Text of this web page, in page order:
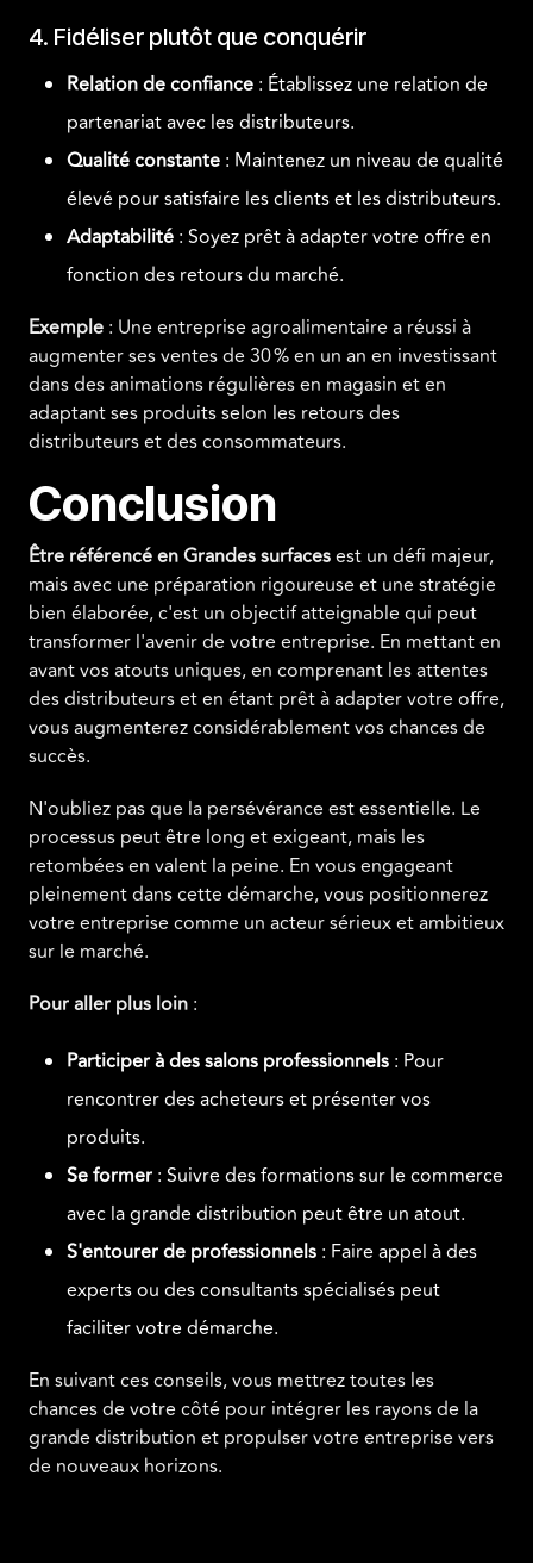
4. Fidéliser plutôt que conquérir
Relation de confiance : Établissez une relation de
partenariat avec les distributeurs.
Qualité constante : Maintenez un niveau de qualité
élevé pour satisfaire les clients et les distributeurs.
Adaptabilité : Soyez prêt à adapter votre offre en
fonction des retours du marché.
Exemple : Une entreprise agroalimentaire a réussi à
augmenter ses ventes de 30 % en un an en investissant
dans des animations régulières en magasin et en
adaptant ses produits selon les retours des
distributeurs et des consommateurs.
Conclusion
Être référencé en Grandes surfacesest un défi majeur,
mais avec une préparation rigoureuse et une stratégie
bien élaborée, c'est un objectif atteignable qui peut
transformer l'avenir de votre entreprise. En mettant en
avant vos atouts uniques, en comprenant les attentes
des distributeurs et en étant prêt à adapter votre offre,
vous augmenterez considérablement vos chances de
succès.
N'oubliez pas que la persévérance est essentielle. Le
processus peut être long et exigeant, mais les
retombées en valent la peine. En vous engageant
pleinement dans cette démarche, vous positionnerez
votre entreprise comme un acteur sérieux et ambitieux
sur le marché.
Pour aller plus loin :
Participer à des salons professionnels : Pour
rencontrer des acheteurs et présenter vos
produits.
Se former : Suivre des formations sur le commerce
avec la grande distribution peut être un atout.
S'entourer de professionnels : Faire appel à des
experts ou des consultants spécialisés peut
faciliter votre démarche.
En suivant ces conseils, vous mettrez toutes les
chances de votre côté pour intégrer les rayons de la
grande distribution et propulser votre entreprise vers
de nouveaux horizons.